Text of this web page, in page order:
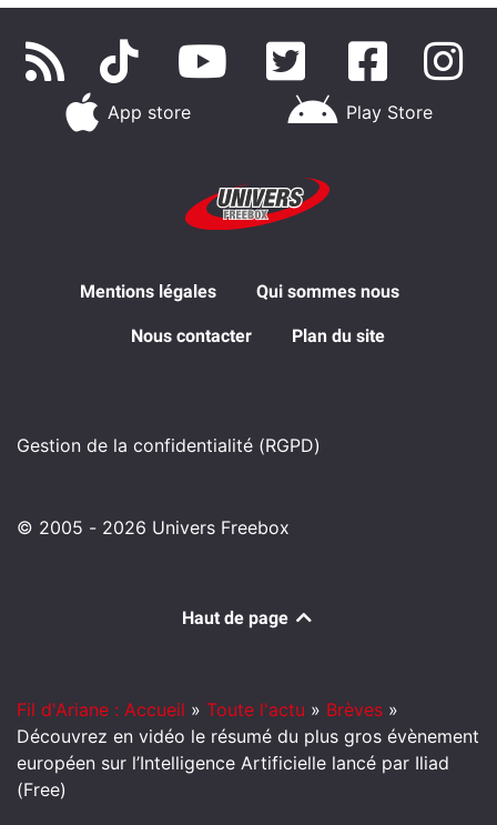
App store Play Store
Mentions légales Qui sommes nous
Nous contacter Plan du site
Gestion de la confidentialité (RGPD)
© 2005 - 2026 Univers Freebox
Haut de page
Fil d'Ariane : Accueil » Toute l'actu » Brèves »
Découvrez en vidéo le résumé du plus gros évènement
européen sur l’Intelligence Artificielle lancé par Iliad
(Free)